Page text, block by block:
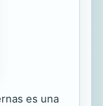
es una